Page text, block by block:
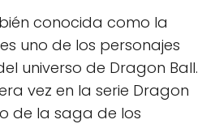
conocida como la
uno de los personajes
universo de Dragon Ball.
vez en la serie Dragon
de la saga de los